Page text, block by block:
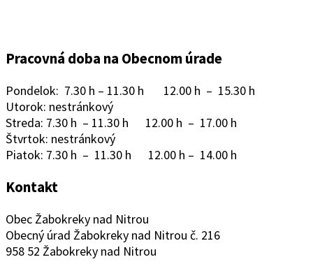
Pracovná doba na Obecnom úrade
Pondelok: 7.30 h – 11.30 h 12.00 h – 15.30 h
Utorok: nestránkový
Streda: 7.30 h – 11.30 h 12.00 h – 17.00 h
Štvrtok: nestránkový
Piatok: 7.30 h – 11.30 h 12.00 h – 14.00 h
Kontakt
Obec Žabokreky nad Nitrou
Obecný úrad Žabokreky nad Nitrou č. 216
958 52 Žabokreky nad Nitrou